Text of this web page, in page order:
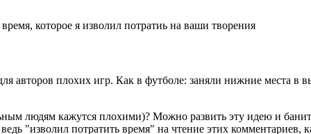
которое я изволил потратиь на ваши творения
авторов плохих игр. Как в футболе: заняли нижние места в
людям кажутся плохими)? Можно развить эту идею и
"изволил потратить время" на чтение этих комментариев,